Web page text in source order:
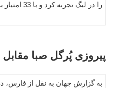
را در لیگ تجربه کرد و با 33 امتیاز به رده نهم سقوط کرد.
پیروزی پُرگل صبا مقابل
به گزارش جهان به نقل از فارس،